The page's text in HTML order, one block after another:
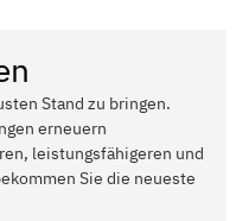
Stand zu bringen.
erneuern
leistungsfähigeren und
Sie die neueste